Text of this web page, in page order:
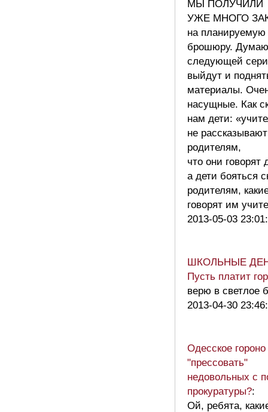
МЫ ПОЛУЧИЛИ
УЖЕ МНОГО
на планируемую
брошюру.
следующей
выйдут и
материалы.
насущные. Как
нам дети:
не рассказывают
родителям,
что они говорят
а дети бояться
родителям,
говорят им
2013-05-03
ШКОЛЬНЫЕ
Пусть платит
верю в светлое
2013-04-30
Одесское гороно
"прессовать"
недовольных с
прокуратуры?:
Ой, ребята,